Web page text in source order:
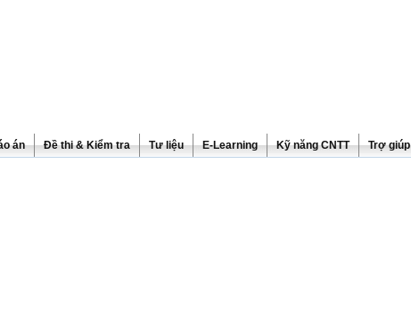
án Đề thi & Kiểm tra Tư liệu E-Learning Kỹ năng CNTT Trợ giúp